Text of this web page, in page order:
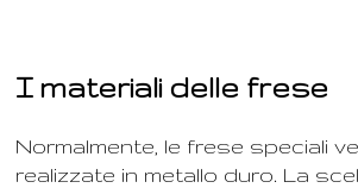
I materiali delle frese
Normalmente, le frese speciali
realizzate in metallo duro. La